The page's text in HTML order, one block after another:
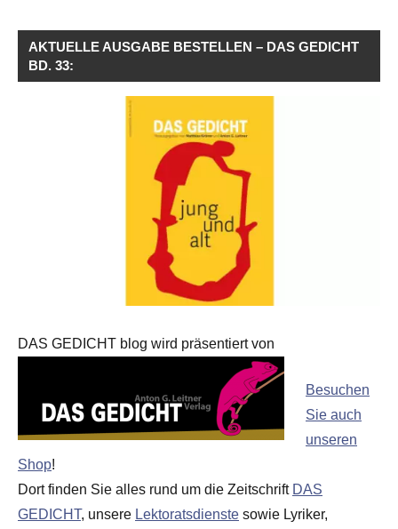
AKTUELLE AUSGABE BESTELLEN – DAS GEDICHT
BD. 33:
DAS GEDICHT blog wird präsentiert von
Besuchen
Sie auch
unseren
Shop!
Dort finden Sie alles rund um die Zeitschrift DAS
GEDICHT, unsere Lektoratsdienste sowie Lyriker,